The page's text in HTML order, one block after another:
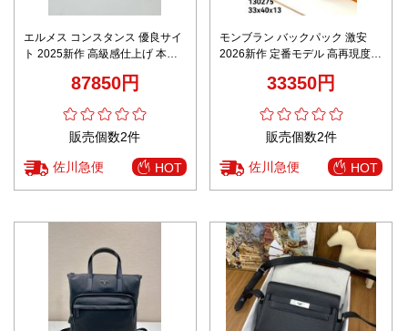
エルメス コンスタンス 優良サイ
ト 2025新作 高級感仕上げ 本格
87850円
販売個数2件
佐川急便 HOT
モンブラン バックパック 激安
2026新作 定番モデル 高再現度
感仕上げ 安心サイト 追跡可能
33350円
販売個数2件
佐川急便 HOT